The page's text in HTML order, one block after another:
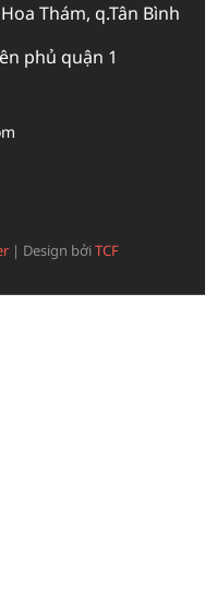
Thám, q.Tân Bình
phủ quận 1
| Design bởiTCF